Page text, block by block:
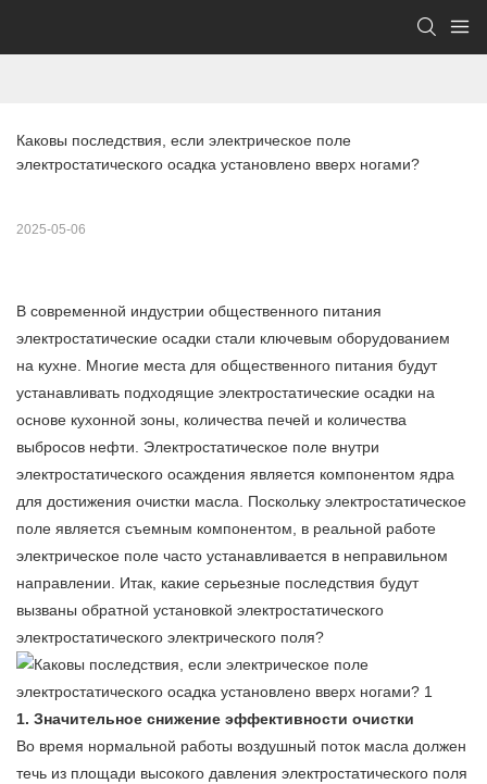
Каковы последствия, если электрическое поле
электростатического осадка установлено вверх ногами?
2025-05-06
В современной индустрии общественного питания
электростатические осадки стали ключевым оборудованием
на кухне. Многие места для общественного питания будут
устанавливать подходящие электростатические осадки на
основе кухонной зоны, количества печей и количества
выбросов нефти. Электростатическое поле внутри
электростатического осаждения является компонентом ядра
для достижения очистки масла. Поскольку электростатическое
поле является съемным компонентом, в реальной работе
электрическое поле часто устанавливается в неправильном
направлении. Итак, какие серьезные последствия будут
вызваны обратной установкой электростатического
электростатического электрического поля?
1. Значительное снижение эффективности очистки
Во время нормальной работы воздушный поток масла должен
течь из площади высокого давления электростатического поля